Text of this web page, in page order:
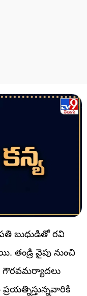
బుధుడితో రవి
తండ్రి వైపు నుంచి
గౌరవమర్యాదలు